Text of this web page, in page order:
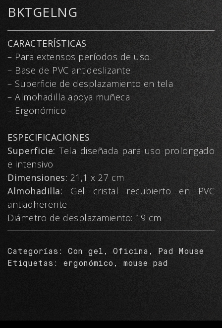
BKTGELNG
CARACTERÍSTICAS
– Para extensos períodos de uso.
– Base de PVC antideslizante
– Superficie de desplazamiento en tela
– Almohadilla apoya muñeca
– Ergonómico
ESPECIFICACIONES
Superficie: Tela diseñada para uso prolongado
e intensivo
Dimensiones: 21,1 x 27 cm
Almohadilla: Gel cristal recubierto en PVC
antiadherente
Diámetro de desplazamiento: 19 cm
Categorías: Con gel , Oficina ,
Pad Mouse
Etiquetas: ergonómico , mouse pad